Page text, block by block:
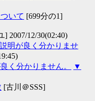
いて [699分の1]
] 2007/12/30(02:40)
明が良く分かりませ
く分かりません。
▼
[古川＠SSS]